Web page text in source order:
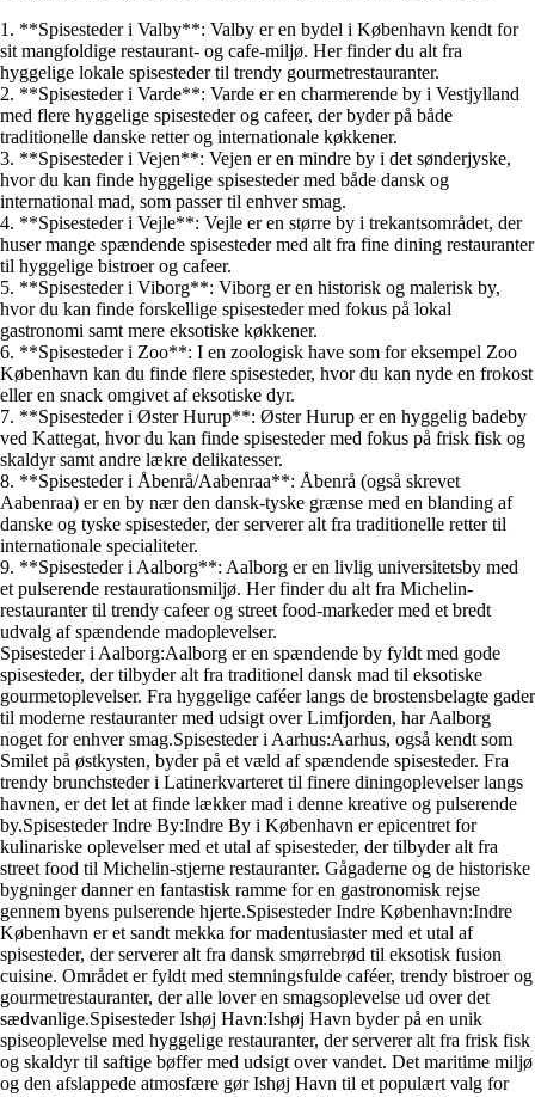
1. **Spisesteder i Valby**: Valby er en bydel i København kendt for
sit mangfoldige restaurant- og cafe-miljø. Her finder du alt fra
hyggelige lokale spisesteder til trendy gourmetrestauranter.
2. **Spisesteder i Varde**: Varde er en charmerende by i Vestjylland
med flere hyggelige spisesteder og cafeer, der byder på både
traditionelle danske retter og internationale køkkener.
3. **Spisesteder i Vejen**: Vejen er en mindre by i det sønderjyske,
hvor du kan finde hyggelige spisesteder med både dansk og
international mad, som passer til enhver smag.
4. **Spisesteder i Vejle**: Vejle er en større by i trekantsområdet, der
huser mange spændende spisesteder med alt fra fine dining restauranter
til hyggelige bistroer og cafeer.
5. **Spisesteder i Viborg**: Viborg er en historisk og malerisk by,
hvor du kan finde forskellige spisesteder med fokus på lokal
gastronomi samt mere eksotiske køkkener.
6. **Spisesteder i Zoo**: I en zoologisk have som for eksempel Zoo
København kan du finde flere spisesteder, hvor du kan nyde en frokost
eller en snack omgivet af eksotiske dyr.
7. **Spisesteder i Øster Hurup**: Øster Hurup er en hyggelig badeby
ved Kattegat, hvor du kan finde spisesteder med fokus på frisk fisk og
skaldyr samt andre lækre delikatesser.
8. **Spisesteder i Åbenrå/Aabenraa**: Åbenrå (også skrevet
Aabenraa) er en by nær den dansk-tyske grænse med en blanding af
danske og tyske spisesteder, der serverer alt fra traditionelle retter til
internationale specialiteter.
9. **Spisesteder i Aalborg**: Aalborg er en livlig universitetsby med
et pulserende restaurationsmiljø. Her finder du alt fra Michelin-
restauranter til trendy cafeer og street food-markeder med et bredt
udvalg af spændende madoplevelser.
Spisesteder i Aalborg:Aalborg er en spændende by fyldt med gode
spisesteder, der tilbyder alt fra traditionel dansk mad til eksotiske
gourmetoplevelser. Fra hyggelige caféer langs de brostensbelagte gader
til moderne restauranter med udsigt over Limfjorden, har Aalborg
noget for enhver smag.Spisesteder i Aarhus:Aarhus, også kendt som
Smilet på østkysten, byder på et væld af spændende spisesteder. Fra
trendy brunchsteder i Latinerkvarteret til finere diningoplevelser langs
havnen, er det let at finde lækker mad i denne kreative og pulserende
by.Spisesteder Indre By:Indre By i København er epicentret for
kulinariske oplevelser med et utal af spisesteder, der tilbyder alt fra
street food til Michelin-stjerne restauranter. Gågaderne og de historiske
bygninger danner en fantastisk ramme for en gastronomisk rejse
gennem byens pulserende hjerte.Spisesteder Indre København:Indre
København er et sandt mekka for madentusiaster med et utal af
spisesteder, der serverer alt fra dansk smørrebrød til eksotisk fusion
cuisine. Området er fyldt med stemningsfulde caféer, trendy bistroer og
gourmetrestauranter, der alle lover en smagsoplevelse ud over det
sædvanlige.Spisesteder Ishøj Havn:Ishøj Havn byder på en unik
spiseoplevelse med hyggelige restauranter, der serverer alt fra frisk fisk
og skaldyr til saftige bøffer med udsigt over vandet. Det maritime miljø
og den afslappede atmosfære gør Ishøj Havn til et populært valg for